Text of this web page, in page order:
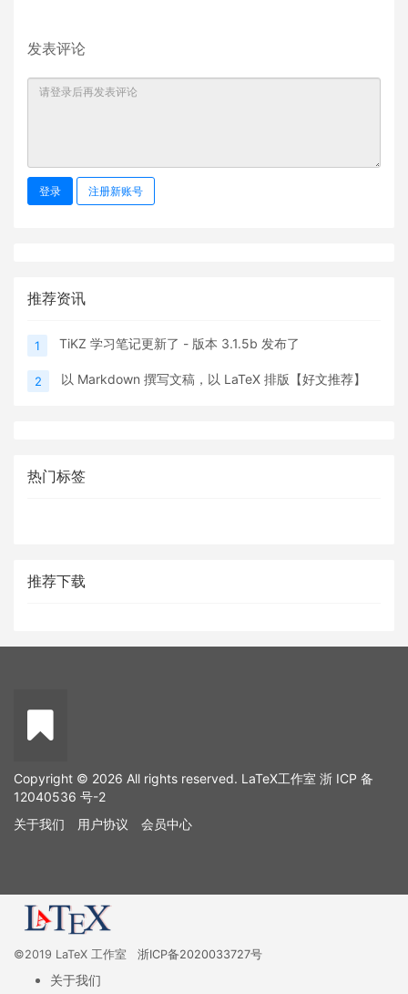
发表评论
登录 注册新账号
推荐资讯
1 TiKZ 学习笔记更新了 - 版本 3.1.5b 发布了
2 以 Markdown 撰写文稿，以 LaTeX 排版【好文推荐】
热门标签
推荐下载
Copyright © 2026 All rights reserved. LaTeX工作室 浙 ICP 备
12040536 号-2
关于我们
用户协议 会员中心
©2019 LaTeX 工作室 浙ICP备2020033727号
关于我们